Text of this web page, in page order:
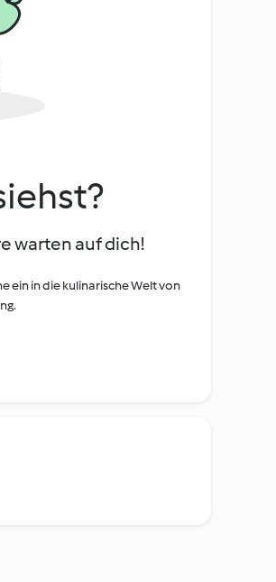
warten auf dich!
ein in die kulinarische Welt von